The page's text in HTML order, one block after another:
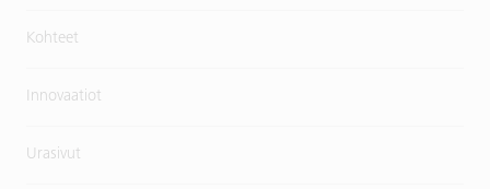
Kohteet
Innovaatiot
Urasivut